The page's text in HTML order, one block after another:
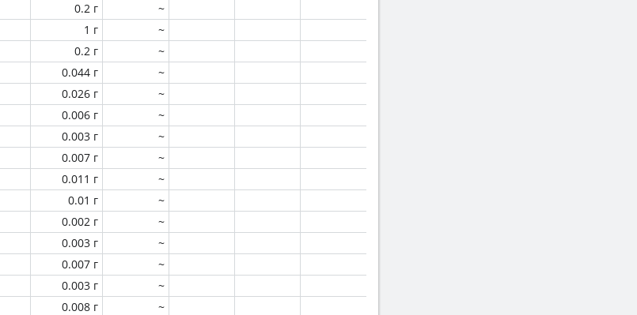
0.2 г
~
1 г
~
0.2 г ~
0.044 г
~
0.026 г
~
0.006 г
~
0.003 г
~
0.007 г
~
0.011 г
~
0.01 г
~
0.002 г
~
0.003 г
~
0.007 г
~
0.003 г
~
0.008 г ~